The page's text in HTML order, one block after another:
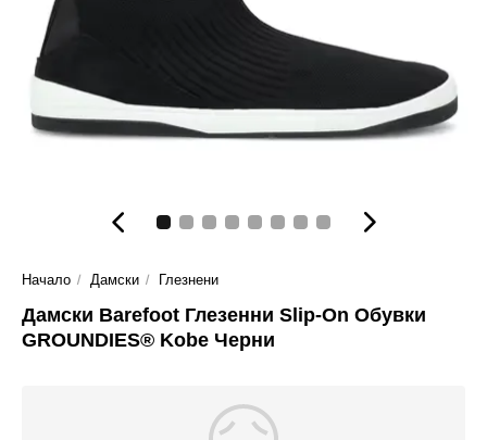
Начало Дамски Глезнени
Дамски Barefoot Глезенни Slip-On Обувки
GROUNDIES® Kobe Черни